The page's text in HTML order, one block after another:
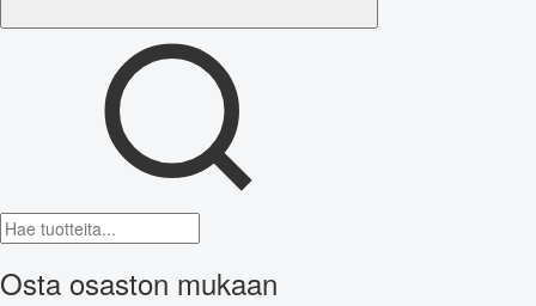
Osta osaston mukaan